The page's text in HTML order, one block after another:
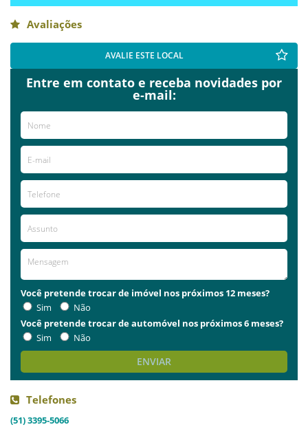
Avaliações
AVALIE ESTE LOCAL
Entre em contato e receba novidades por
e-mail:
Você pretende trocar de imóvel nos próximos 12 meses?
Sim
Não
Você pretende trocar de automóvel nos próximos 6 meses?
Sim
Não
ENVIAR
Telefones
(51) 3395-5066